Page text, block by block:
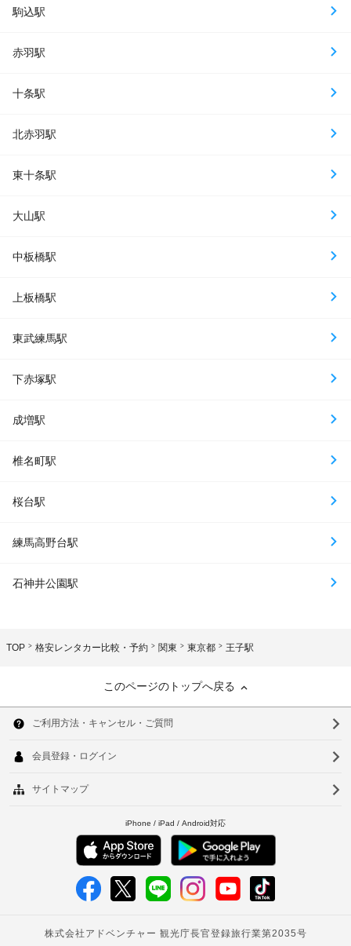
駒込駅
赤羽駅
十条駅
北赤羽駅
東十条駅
大山駅
中板橋駅
上板橋駅
東武練馬駅
下赤塚駅
成増駅
椎名町駅
桜台駅
練馬高野台駅
石神井公園駅
TOP 格安レンタカー比較・予約 関東 東京都 王子駅
このページのトップへ戻る